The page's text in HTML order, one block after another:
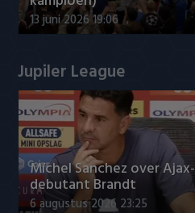
13 juni 2026 19:06
Jupiler League
Míchel Sanchez over Ajax-
debutant Brandt
6 augustus 2026 23:25